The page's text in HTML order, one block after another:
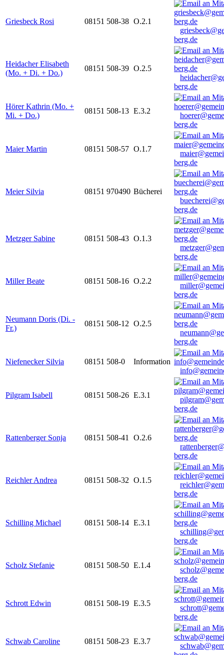
Griesbeck Rosi 08151 508-38 O.2.1
berg.de
Heidacher Elisabeth
(Mo. + Di. + Do.)
08151 508-39 O.2.5
berg.de
Hörer Kathrin (Mo. +
Mi. + Do.)
08151 508-13 E.3.2
berg.de
Maier Martin 08151 508-57 O.1.7
berg.de
Meier Silvia 08151 970490 Bücherei
berg.de
Metzger Sabine 08151 508-43 O.1.3
berg.de
Miller Beate 08151 508-16 O.2.2
berg.de
Neumann Doris (Di. -
Fr.)
08151 508-12 O.2.5
berg.de
Niefenecker Silvia 08151 508-0
Information
Pilgram Isabell 08151 508-26 E.3.1
berg.de
Rattenberger Sonja 08151 508-41
O.2.6
berg.de
Reichler Andrea 08151 508-32 O.1.5
berg.de
Schilling Michael 08151 508-14 E.3.1
berg.de
Scholz Stefanie 08151 508-50 E.1.4
berg.de
Schrott Edwin 08151 508-19 E.3.5
berg.de
Schwab Caroline 08151 508-23 E.3.7